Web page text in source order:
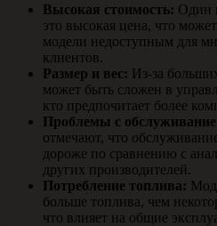
Высокая стоимость: Один
это высокая цена, что
модели недоступным для
клиентов.
Размер и вес: Из-за
может быть сложен в
кто предпочитает более
Проблемы с
отмечают, что
дороже по сравнению с
других производителей.
Потребление топлива:
больше топлива, чем
что влияет на общие